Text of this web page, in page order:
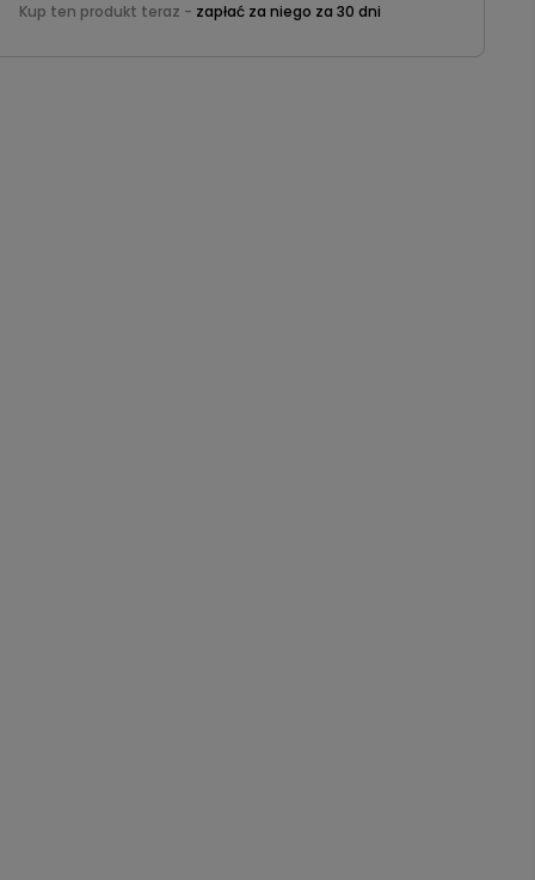
Kup ten produkt teraz - zapłać za niego za 30 dni